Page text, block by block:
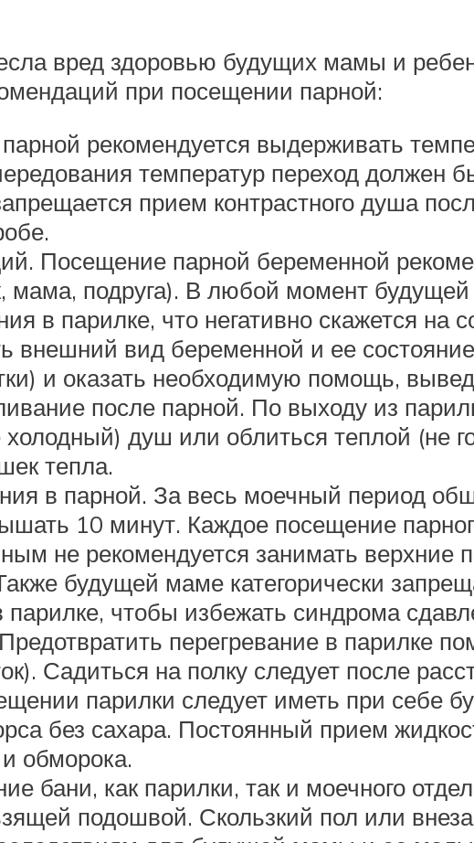
вред здоровью будущих мамы и
при посещении парной:
рекомендуется выдерживать
температур переход должен
прием контрастного душа
Посещение парной беременной
мама, подруга). В любой момент
в парилке, что негативно скажется
внешний вид беременной и ее
и оказать необходимую помощь,
после парной. По выходу из
душ или облиться теплой (не
тепла.
в парной. За весь моечный период
10 минут. Каждое посещение
не рекомендуется занимать верхние
будущей маме категорически
чтобы избежать синдрома
перегревание в парилке
Садиться на полку следует после
парилки следует иметь при себе
без сахара. Постоянный прием
обморока.
бани, как парилки, так и моечного
подошвой. Скользкий пол или